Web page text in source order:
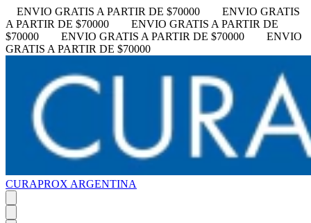
ENVIO GRATIS A PARTIR DE $70000
ENVIO GRATIS
A PARTIR DE $70000
ENVIO GRATIS A PARTIR DE
$70000
ENVIO GRATIS A PARTIR DE $70000
ENVIO
GRATIS A PARTIR DE $70000
CURAPROX ARGENTINA